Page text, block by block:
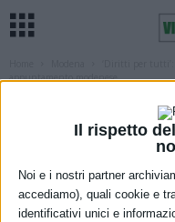
Il rispetto
Noi e i nostri partner
accediamo), quali cookie e
identificativi unici e
appuntamento modenese
‘Diritti per
sul lavoro il
modenese